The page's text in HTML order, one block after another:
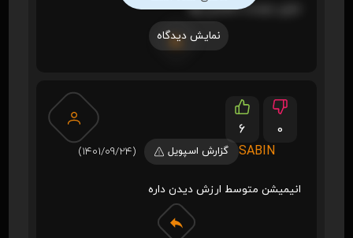
نمایش دیدگاه
خیلی دوست داشتنی بود
6
0
SABIN
گزارش اسپویل (1401/09/24)
انیمیشن متوسط ارزش دیدن داره